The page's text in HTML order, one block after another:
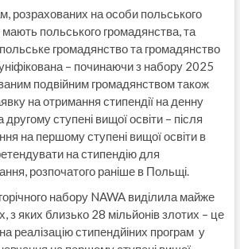
розрахованих на особи польського
мають польського громадянства, та
громадянство та громадянство
– починаючи з набору 2025
подвійним громадянством також
на отримання стипендії на денну
ступені вищої освіти – після
на першому ступені вищої освіти в
на стипендію для
розпочатого раніше в Польщі.
набору NAWA виділила майже
з яких близько 28 мільйонів злотих – це
реалізацію стипендйіних програм у